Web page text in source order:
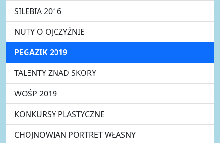
SILEBIA 2016
NUTY O OJCZYŹNIE
PEGAZIK 2019
TALENTY ZNAD SKORY
WOŚP 2019
KONKURSY PLASTYCZNE
CHOJNOWIAN PORTRET WŁASNY